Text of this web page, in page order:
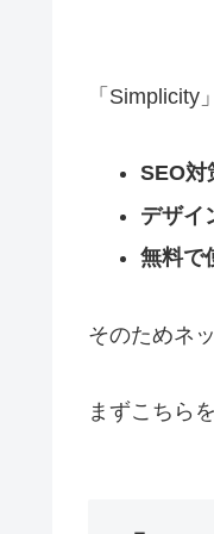
「Simplicity
SEO対
デザイ
無料で
そのためネ
まずこちら